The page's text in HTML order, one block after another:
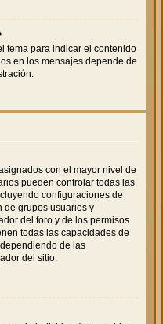
tema para indicar el contenido
en los mensajes depende de
con el mayor nivel de
pueden controlar todas las
configuraciones de
de grupos usuarios y
del foro y de los permisos
todas las capacidades de
de las
del sitio.